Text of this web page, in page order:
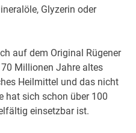
Glyzerin oder
auf dem Original Rügener
70 Millionen Jahre altes
Heilmittel und das nicht
hat sich schon über 100
einsetzbar ist.